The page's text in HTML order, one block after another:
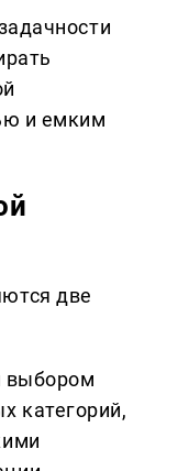
и емким
две
выбором
категорий,